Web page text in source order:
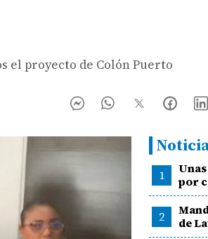
el proyecto de Colón Puerto
1
por
2
de